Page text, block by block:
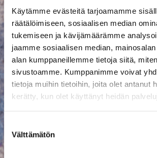
Käytämme evästeitä tarjoamamme
räätälöimiseen, sosiaalisen median
tukemiseen ja kävijämäärämme
jaamme sosiaalisen median,
alan kumppaneillemme tietoja siitä,
sivustoamme. Kumppanimme voivat
tietoja muihin tietoihin, joita olet antanut
kerätty, kun olet käyttänyt heidän
valinta
Välttämätön
vuoto
kuten